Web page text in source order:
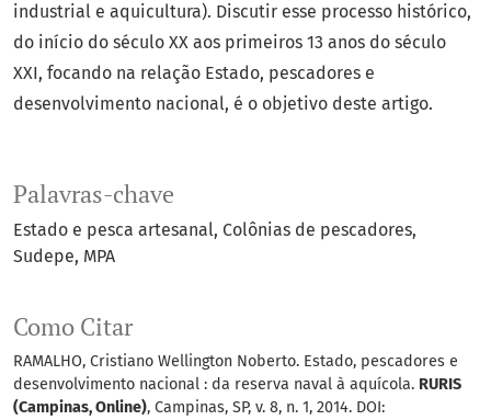
Palavras-chave
Estado e pesca artesanal Colônias de pescadores
Sudepe MPA
Como Citar
RAMALHO, Cristiano Wellington Noberto. Estado, pescadores e
desenvolvimento nacional : da reserva naval à aquícola. RURIS
(Campinas, Online), Campinas, SP, v. 8, n. 1, 2014. DOI:
industrial e aquicultura). Discutir esse processo histórico,
do início do século XX aos primeiros 13 anos do século
XXI, focando na relação Estado, pescadores e
desenvolvimento nacional, é o objetivo deste artigo.